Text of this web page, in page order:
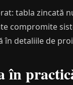
tabla
compromite
detaliile de
în